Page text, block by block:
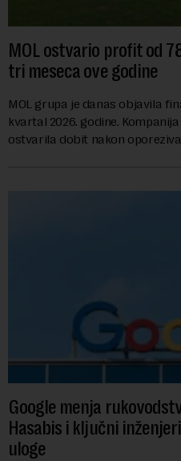
MOL ostvario profit od
tri meseca ove godine
MOL grupa je danas objavila
kvartal 2026. godine.
ostvarila dobit nakon
Google menja
Hasabis i ključni
uloge